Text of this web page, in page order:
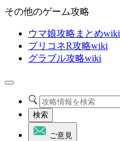
その他のゲーム攻略
ウマ娘攻略まとめwiki
プリコネR攻略wiki
グラブル攻略wiki
検索
ご意見